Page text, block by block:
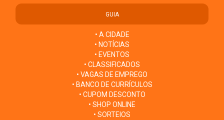
GUIA
• A CIDADE
• NOTÍCIAS
• EVENTOS
• CLASSIFICADOS
• VAGAS DE EMPREGO
• BANCO DE CURRÍCULOS
• CUPOM DESCONTO
• SHOP ONLINE
• SORTEIOS